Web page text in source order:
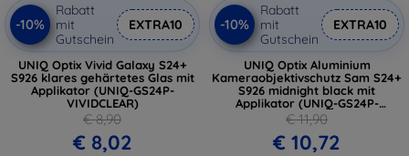
-10%
Rabatt
mit
Gutschein
EXTRA10
UNIQ Optix Vivid Galaxy S24+
S926 klares gehärtetes Glas mit
Applikator (UNIQ-GS24P-
VIVIDCLEAR)
€ 8,90
€ 8,02
-10%
Rabatt
mit
Gutschein
EXTRA10
UNIQ Optix Aluminium
Kameraobjektivschutz Sam S24+
S926 midnight black mit
Applikator (UNIQ-GS24P-
ALENSBLK)
€ 11,90
€ 10,72